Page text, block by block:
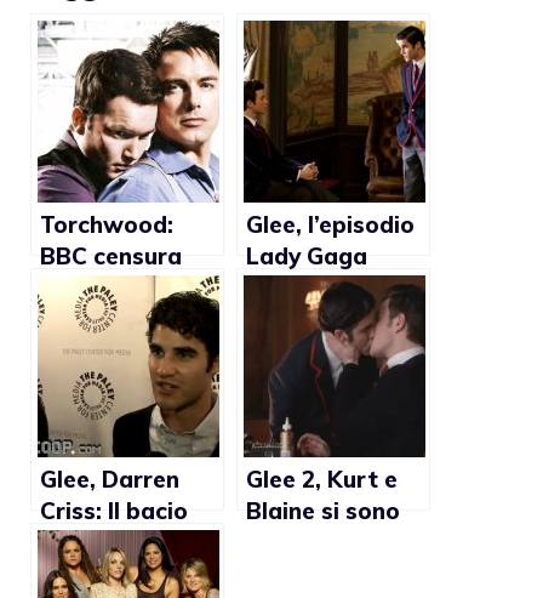
Torchwood:
BBC censura
scena sesso
gay (video)
Glee, l’episodio
Lady Gaga
visto da GLAAD
Glee, Darren
Criss: Il bacio
tra Blaine e
Kurt? Al
Glee 2, Kurt e
Blaine si sono